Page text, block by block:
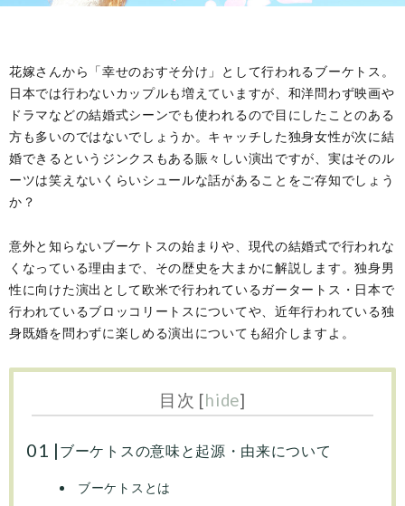
花嫁さんから「幸せのおすそ分け」として行われるブーケトス。
日本では行わないカップルも増えていますが、和洋問わず映画や
ドラマなどの結婚式シーンでも使われるので目にしたことのある
方も多いのではないでしょうか。キャッチした独身女性が次に結
婚できるというジンクスもある賑々しい演出ですが、実はそのル
ーツは笑えないくらいシュールな話があることをご存知でしょう
か？
意外と知らないブーケトスの始まりや、現代の結婚式で行われな
くなっている理由まで、その歴史を大まかに解説します。独身男
性に向けた演出として欧米で行われているガータートス・日本で
行われているブロッコリートスについてや、近年行われている独
身既婚を問わずに楽しめる演出についても紹介しますよ。
目次 [hide]
ブーケトスの意味と起源・由来について
ブーケトスとは